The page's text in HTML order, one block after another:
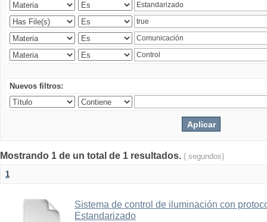
Nuevos filtros:
Mostrando 1 de un total de 1 resultados. ( segundos)
1
Sistema de control de iluminación con
Estandarizado